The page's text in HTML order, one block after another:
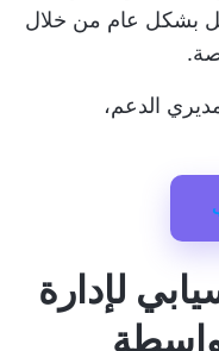
بشكل عام من خلال
الدعم،
لإدارة